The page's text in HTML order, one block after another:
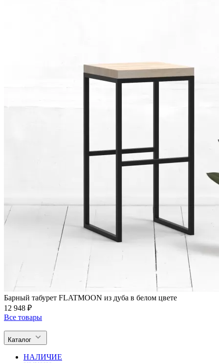
Барный табурет FLATMOON из дуба в белом цвете
12 948 ₽
Все товары
Каталог
НАЛИЧИЕ